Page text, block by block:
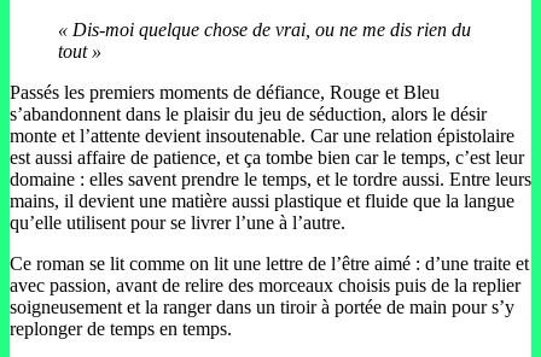
« Dis-moi quelque chose de vrai, ou ne me dis rien du
tout »
Passés les premiers moments de défiance, Rouge et Bleu
s’abandonnent dans le plaisir du jeu de séduction, alors le désir
monte et l’attente devient insoutenable. Car une relation épistolaire
est aussi affaire de patience, et ça tombe bien car le temps, c’est leur
domaine : elles savent prendre le temps, et le tordre aussi. Entre leurs
mains, il devient une matière aussi plastique et fluide que la langue
qu’elle utilisent pour se livrer l’une à l’autre.
Ce roman se lit comme on lit une lettre de l’être aimé : d’une traite et
avec passion, avant de relire des morceaux choisis puis de la replier
soigneusement et la ranger dans un tiroir à portée de main pour s’y
replonger de temps en temps.